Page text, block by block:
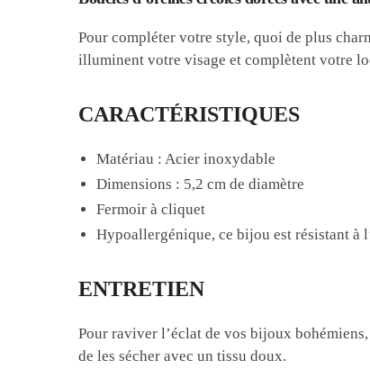
Pour compléter votre style, quoi de plus
illuminent votre visage et complètent votre
CARACTÉRISTIQUES
Matériau : Acier inoxydable
Dimensions : 5,2 cm de diamètre
Fermoir à cliquet
Hypoallergénique, ce bijou est résistant à
ENTRETIEN
Pour raviver l’éclat de vos bijoux
de les sécher avec un tissu doux.